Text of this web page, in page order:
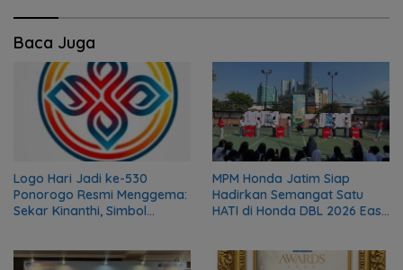
Baca Juga
Logo Hari Jadi ke-530
Ponorogo Resmi Menggema:
Sekar Kinanthi, Simbol
MPM Honda Jatim Siap
Hadirkan Semangat Satu
HATI di Honda DBL 2026 East